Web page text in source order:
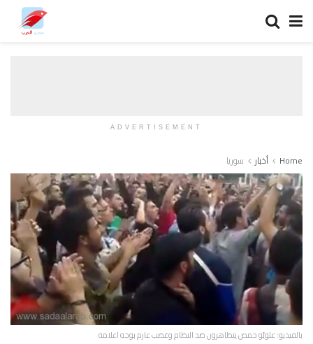
ADVERTISEMENT
Home أخبار سوريا
بالفيديو: علويّو حمص يتظاهرون ضد النظام وغضب عارم بوجه اعلامه